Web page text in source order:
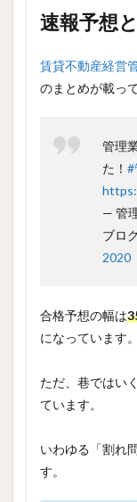
速報予想
賃貸不動産経営
のまとめが載っ
管理
た！ #
— 管
ブロ
2020
合格予想の幅は
になっています。
ただ、巷ではい
ています。
いわゆる「割れ
す。